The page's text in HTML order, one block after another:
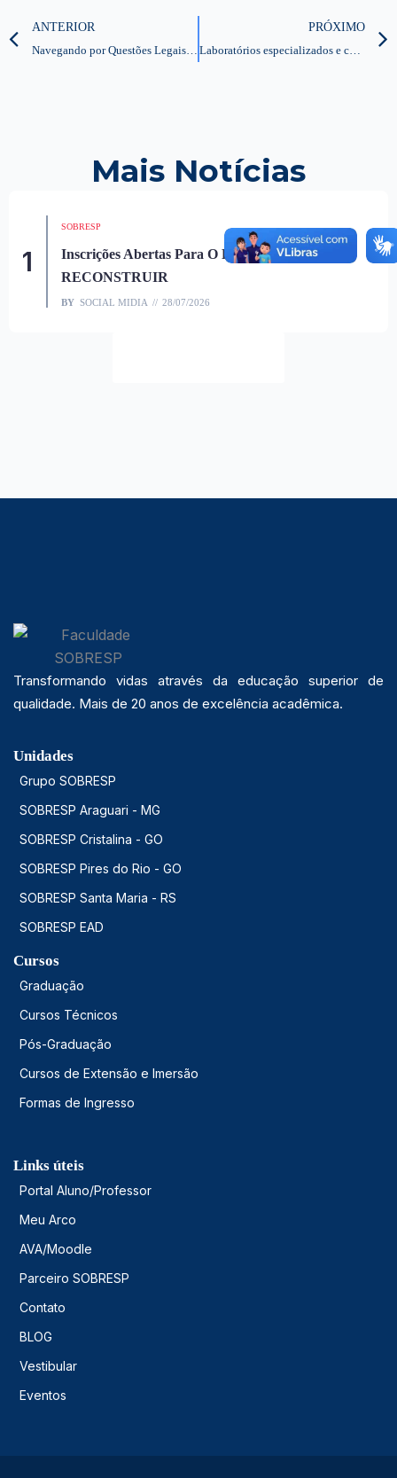
ANTERIOR
Navegando por Questões Legais e Éticas na Enfermagem
PRÓXIMO
Laboratórios especializados e completos
Mais Notícias
1
SOBRESP
Inscrições Abertas Para O Programa
RECONSTRUIR
BY SOCIAL MIDIA 28/07/2026
Transformando vidas através da educação superior de
qualidade. Mais de 20 anos de excelência acadêmica.
Unidades
Grupo SOBRESP
SOBRESP Araguari - MG
SOBRESP Cristalina - GO
SOBRESP Pires do Rio - GO
SOBRESP Santa Maria - RS
SOBRESP EAD
Cursos
Graduação
Cursos Técnicos
Pós-Graduação
Cursos de Extensão e Imersão
Formas de Ingresso
Links úteis
Portal Aluno/Professor
Meu Arco
AVA/Moodle
Parceiro SOBRESP
Contato
BLOG
Vestibular
Eventos